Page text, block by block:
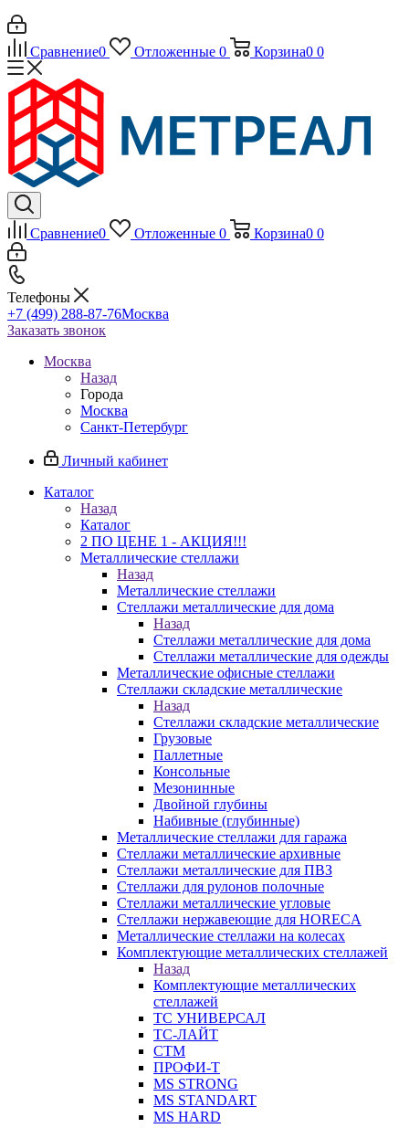
Сравнение0 Отложенные 0 Корзина0 0
Сравнение0 Отложенные 0 Корзина0 0
Телефоны
+7 (499) 288-87-76Москва
Заказать звонок
Москва
Назад
Города
Москва
Санкт-Петербург
Личный кабинет
Каталог
Назад
Каталог
2 ПО ЦЕНЕ 1 - АКЦИЯ!!!
Металлические стеллажи
Назад
Металлические стеллажи
Стеллажи металлические для дома
Назад
Стеллажи металлические для дома
Стеллажи металлические для одежды
Металлические офисные стеллажи
Стеллажи складские металлические
Назад
Стеллажи складские металлические
Грузовые
Паллетные
Консольные
Мезонинные
Двойной глубины
Набивные (глубинные)
Металлические стеллажи для гаража
Стеллажи металлические архивные
Стеллажи металлические для ПВЗ
Стеллажи для рулонов полочные
Стеллажи металлические угловые
Стеллажи нержавеющие для HORECA
Металлические стеллажи на колесах
Комплектующие металлических стеллажей
Назад
Комплектующие металлических
стеллажей
ТС УНИВЕРСАЛ
ТС-ЛАЙТ
СТМ
ПРОФИ-Т
MS STRONG
MS STANDART
MS HARD